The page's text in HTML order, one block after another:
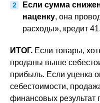
Если сумма
наценку, она
расходы», кредит 41.
ИТОГ. Если товары,
проданы выше
прибыль. Если уценка
себестоимости,
финансовых результат